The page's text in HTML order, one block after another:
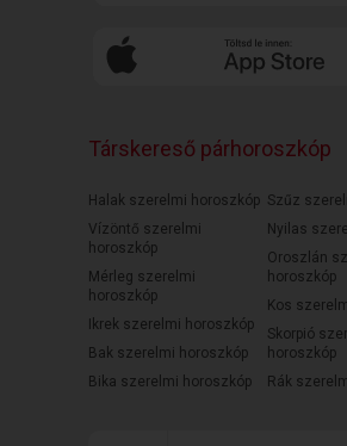
Társkereső párhoroszkóp
Halak szerelmi horoszkóp
Vízöntő szerelmi
horoszkóp
Mérleg szerelmi
horoszkóp
Ikrek szerelmi horoszkóp
Bak szerelmi horoszkóp
Bika szerelmi horoszkóp
Szűz
Nyilas
Oroszlán
horoszkóp
Kos
Skorpió
horoszkóp
Rák